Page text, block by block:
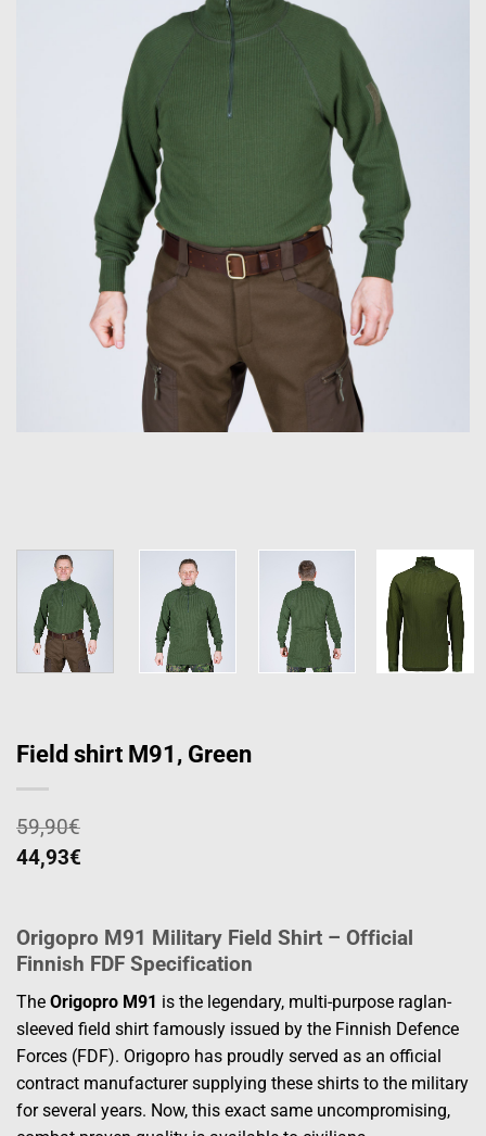
Field shirt M91, Green
59,90€
44,93€
Origopro M91 Military Field Shirt – Official
Finnish FDF Specification
The Origopro M91 is the legendary, multi-purpose raglan-
sleeved field shirt famously issued by the Finnish Defence
Forces (FDF). Origopro has proudly served as an official
contract manufacturer supplying these shirts to the military
for several years. Now, this exact same uncompromising,